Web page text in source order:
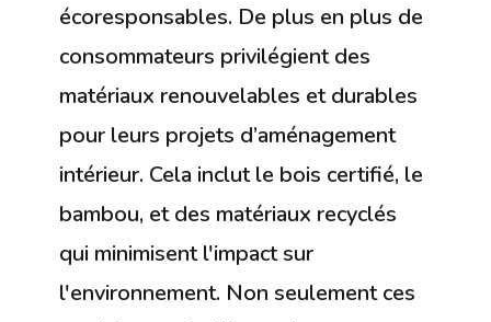
écoresponsables. De plus en plus de
consommateurs privilégient des
matériaux renouvelables et durables
pour leurs projets d’aménagement
intérieur. Cela inclut le bois certifié, le
bambou, et des matériaux recyclés
qui minimisent l'impact sur
l'environnement. Non seulement ces